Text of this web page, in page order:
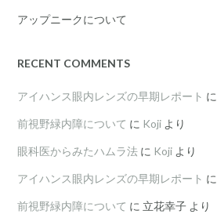
アップニークについて
RECENT COMMENTS
アイハンス眼内レンズの早期レポート に
前視野緑内障について に Koji より
眼科医からみたハムラ法 に Koji より
アイハンス眼内レンズの早期レポート に
前視野緑内障について に 立花幸子 より